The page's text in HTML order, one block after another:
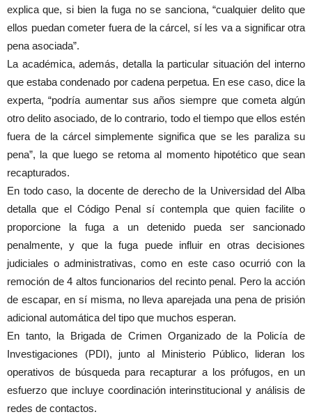
explica que, si bien la fuga no se sanciona, “cualquier delito que
ellos puedan cometer fuera de la cárcel, sí les va a significar otra
pena asociada”.
La académica, además, detalla la particular situación del interno
que estaba condenado por cadena perpetua. En ese caso, dice la
experta, “podría aumentar sus años siempre que cometa algún
otro delito asociado, de lo contrario, todo el tiempo que ellos estén
fuera de la cárcel simplemente significa que se les paraliza su
pena”, la que luego se retoma al momento hipotético que sean
recapturados.
En todo caso, la docente de derecho de la Universidad del Alba
detalla que el Código Penal sí contempla que quien facilite o
proporcione la fuga a un detenido pueda ser sancionado
penalmente, y que la fuga puede influir en otras decisiones
judiciales o administrativas, como en este caso ocurrió con la
remoción de 4 altos funcionarios del recinto penal. Pero la acción
de escapar, en sí misma, no lleva aparejada una pena de prisión
adicional automática del tipo que muchos esperan.
En tanto, la Brigada de Crimen Organizado de la Policía de
Investigaciones (PDI), junto al Ministerio Público, lideran los
operativos de búsqueda para recapturar a los prófugos, en un
esfuerzo que incluye coordinación interinstitucional y análisis de
redes de contactos.